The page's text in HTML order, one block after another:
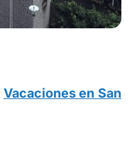
Vacaciones en San